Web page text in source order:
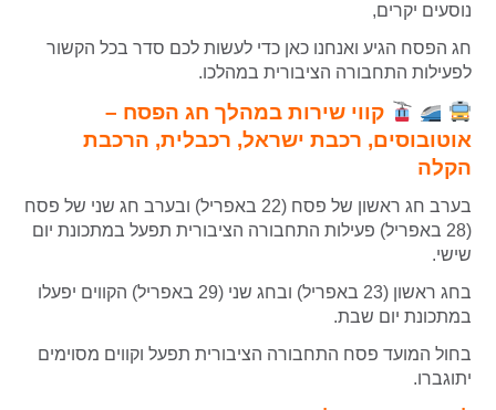
נוסעים יקרים,
חג הפסח הגיע ואנחנו כאן כדי לעשות לכם סדר בכל הקשור
לפעילות התחבורה הציבורית במהלכו.
קווי שירות במהלך חג הפסח –
אוטובוסים, רכבת ישראל, רכבלית, הרכבת
הקלה
בערב חג ראשון של פסח (22 באפריל) ובערב חג שני של פסח
(28 באפריל) פעילות התחבורה הציבורית תפעל במתכונת יום
שישי.
בחג ראשון (23 באפריל) ובחג שני (29 באפריל) הקווים יפעלו
במתכונת יום שבת.
בחול המועד פסח התחבורה הציבורית תפעל וקווים מסוימים
יתוגברו.